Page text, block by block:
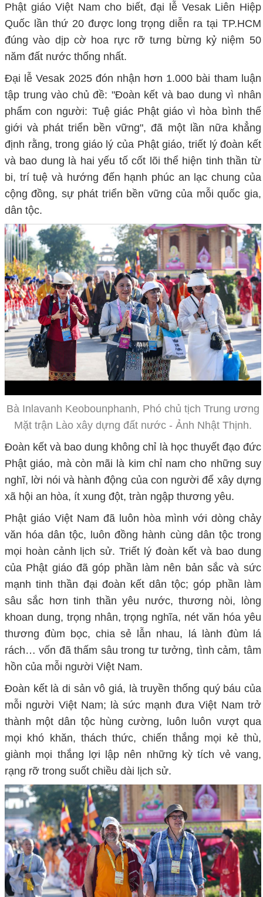
Phật giáo Việt Nam cho biết, đại lễ Vesak Liên Hiệp
Quốc lần thứ 20 được long trọng diễn ra tại TP.HCM
đúng vào dịp cờ hoa rực rỡ tưng bừng kỷ niệm 50
năm đất nước thống nhất.
Đại lễ Vesak 2025 đón nhận hơn 1.000 bài tham luận
tập trung vào chủ đề: "Đoàn kết và bao dung vì nhân
phẩm con người: Tuệ giác Phật giáo vì hòa bình thế
giới và phát triển bền vững", đã một lần nữa khẳng
định rằng, trong giáo lý của Phật giáo, triết lý đoàn kết
và bao dung là hai yếu tố cốt lõi thể hiện tinh thần từ
bi, trí tuệ và hướng đến hạnh phúc an lạc chung của
cộng đồng, sự phát triển bền vững của mỗi quốc gia,
dân tộc.
Bà Inlavanh Keobounphanh, Phó chủ tịch Trung ương
Mặt trận Lào xây dựng đất nước - Ảnh Nhật Thịnh.
Đoàn kết và bao dung không chỉ là học thuyết đạo đức
Phật giáo, mà còn mãi là kim chỉ nam cho những suy
nghĩ, lời nói và hành động của con người để xây dựng
xã hội an hòa, ít xung đột, tràn ngập thương yêu.
Phật giáo Việt Nam đã luôn hòa mình với dòng chảy
văn hóa dân tộc, luôn đồng hành cùng dân tộc trong
mọi hoàn cảnh lịch sử. Triết lý đoàn kết và bao dung
của Phật giáo đã góp phần làm nên bản sắc và sức
mạnh tinh thần đại đoàn kết dân tộc; góp phần làm
sâu sắc hơn tinh thần yêu nước, thương nòi, lòng
khoan dung, trọng nhân, trọng nghĩa, nét văn hóa yêu
thương đùm bọc, chia sẻ lẫn nhau, lá lành đùm lá
rách… vốn đã thấm sâu trong tư tưởng, tình cảm, tâm
hồn của mỗi người Việt Nam.
Đoàn kết là di sản vô giá, là truyền thống quý báu của
mỗi người Việt Nam; là sức mạnh đưa Việt Nam trở
thành một dân tộc hùng cường, luôn luôn vượt qua
mọi khó khăn, thách thức, chiến thắng mọi kẻ thù,
giành mọi thắng lợi lập nên những kỳ tích vẻ vang,
rạng rỡ trong suốt chiều dài lịch sử.